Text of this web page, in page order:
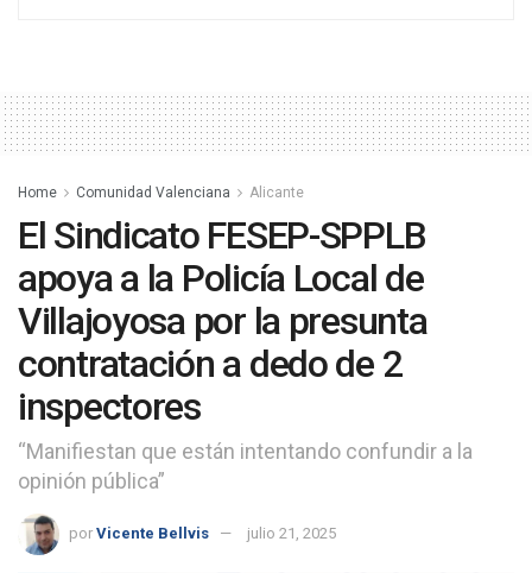
Home Comunidad Valenciana Alicante
El Sindicato FESEP-SPPLB
apoya a la Policía Local de
Villajoyosa por la presunta
contratación a dedo de 2
inspectores
“Manifiestan que están intentando confundir a la
opinión pública”
por Vicente Bellvis julio 21, 2025